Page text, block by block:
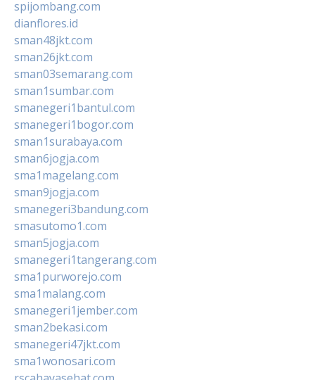
spijombang.com
dianflores.id
sman48jkt.com
sman26jkt.com
sman03semarang.com
sman1sumbar.com
smanegeri1bantul.com
smanegeri1bogor.com
sman1surabaya.com
sman6jogja.com
sma1magelang.com
sman9jogja.com
smanegeri3bandung.com
smasutomo1.com
sman5jogja.com
smanegeri1tangerang.com
sma1purworejo.com
sma1malang.com
smanegeri1jember.com
sman2bekasi.com
smanegeri47jkt.com
sma1wonosari.com